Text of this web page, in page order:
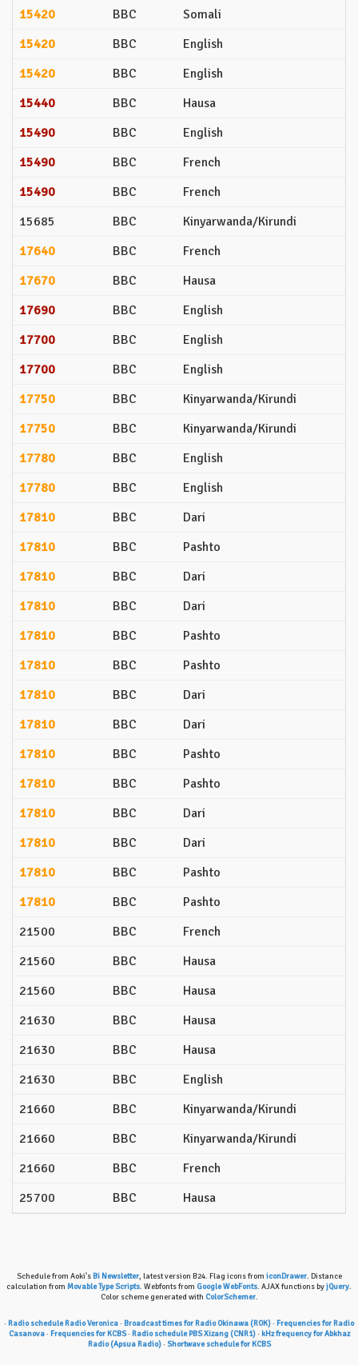
15420
BBC
Somali
15420
BBC
English
15420
BBC
English
15440
BBC
Hausa
15490
BBC
English
15490
BBC
French
15490
BBC
French
15685
BBC
Kinyarwanda/Kirundi
17640
BBC
French
17670
BBC
Hausa
17690
BBC
English
17700
BBC
English
17700
BBC
English
17750
BBC
Kinyarwanda/Kirundi
17750
BBC
Kinyarwanda/Kirundi
17780
BBC
English
17780
BBC
English
17810
BBC
Dari
17810
BBC
Pashto
17810
BBC
Dari
17810
BBC
Dari
17810
BBC
Pashto
17810
BBC
Pashto
17810
BBC
Dari
17810
BBC
Dari
17810
BBC
Pashto
17810
BBC
Pashto
17810
BBC
Dari
17810
BBC
Dari
17810
BBC
Pashto
17810
BBC
Pashto
21500
BBC
French
21560
BBC
Hausa
21560
BBC
Hausa
21630
BBC
Hausa
21630
BBC
Hausa
21630
BBC
English
21660
BBC
Kinyarwanda/Kirundi
21660
BBC
Kinyarwanda/Kirundi
21660
BBC
French
25700
BBC Hausa
Schedule from Aoki's Bi Newsletter, latest version B24. Flag icons from iconDrawer. Distance
calculation from Movable Type Scripts. Webfonts from Google WebFonts. AJAX functions byjQuery.
Color scheme generated with ColorSchemer.
· Radio schedule Radio Veronica · Broadcast times for Radio Okinawa (ROK) · Frequencies for Radio
Casanova· Frequencies for KCBS· Radio schedule PBS Xizang (CNR1)· kHz frequency for Abkhaz
Radio (Apsua Radio)· Shortwave schedule for KCBS